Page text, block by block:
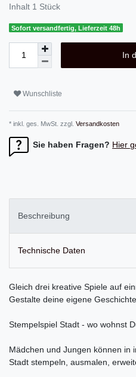
Inhalt 1 Stück
Sofort versandfertig, Lieferzeit 48h
In
Wunschliste
* inkl. ges. MwSt. zzgl. Versandkosten
Sie haben Fragen? Hier
Beschreibung
Technische Daten
Gleich drei kreative Spiele auf
Gestalte deine eigene
Stempelspiel Stadt - wo wohnst
Mädchen und Jungen können in
Stadt stempeln, ausmalen,